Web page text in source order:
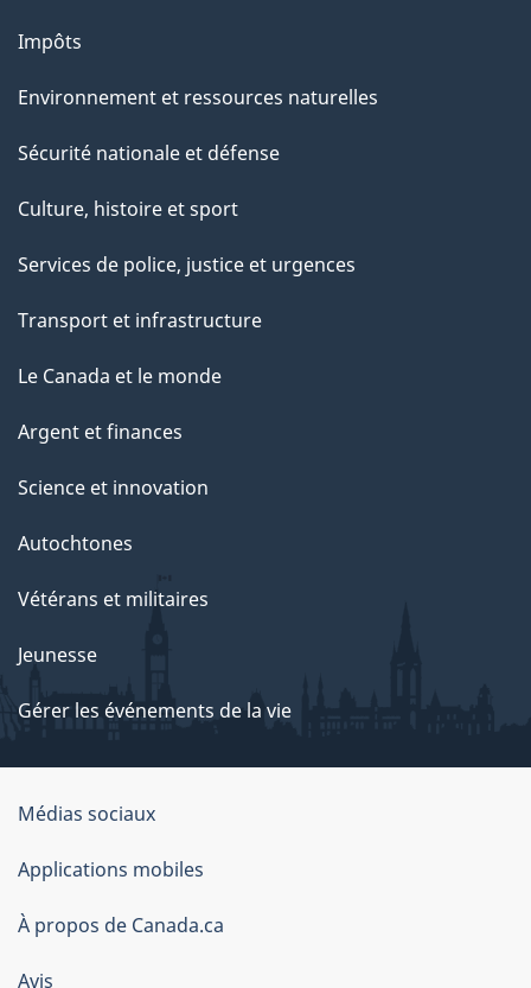
Impôts
Environnement et ressources naturelles
Sécurité nationale et défense
Culture, histoire et sport
Services de police, justice et urgences
Transport et infrastructure
Le Canada et le monde
Argent et finances
Science et innovation
Autochtones
Vétérans et militaires
Jeunesse
Gérer les événements de la vie
Organisation
du
gouvernement
du
Canada
Médias sociaux
Applications mobiles
À propos de Canada.ca
Avis